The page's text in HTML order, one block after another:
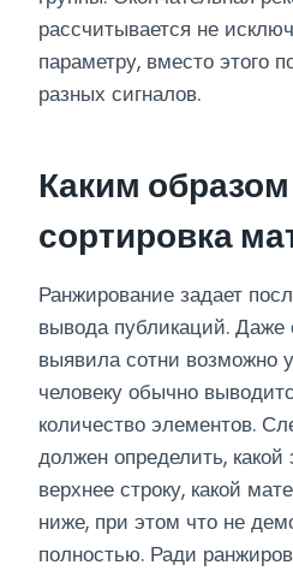
рассчитывается не
параметру, вместо этого
разных сигналов.
Каким
сортировка
Ранжирование задает
вывода публикаций.
выявила сотни возможно
человеку обычно
количество элементов.
должен определить,
верхнее строку, какой
ниже, при этом что не
полностью. Ради